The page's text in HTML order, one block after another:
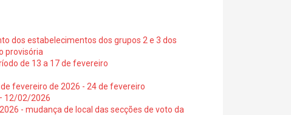
dos estabelecimentos dos grupos 2 e 3 dos
provisória
de 13 a 17 de fevereiro
fevereiro de 2026 - 24 de fevereiro
12/02/2026
- mudança de local das secções de voto da